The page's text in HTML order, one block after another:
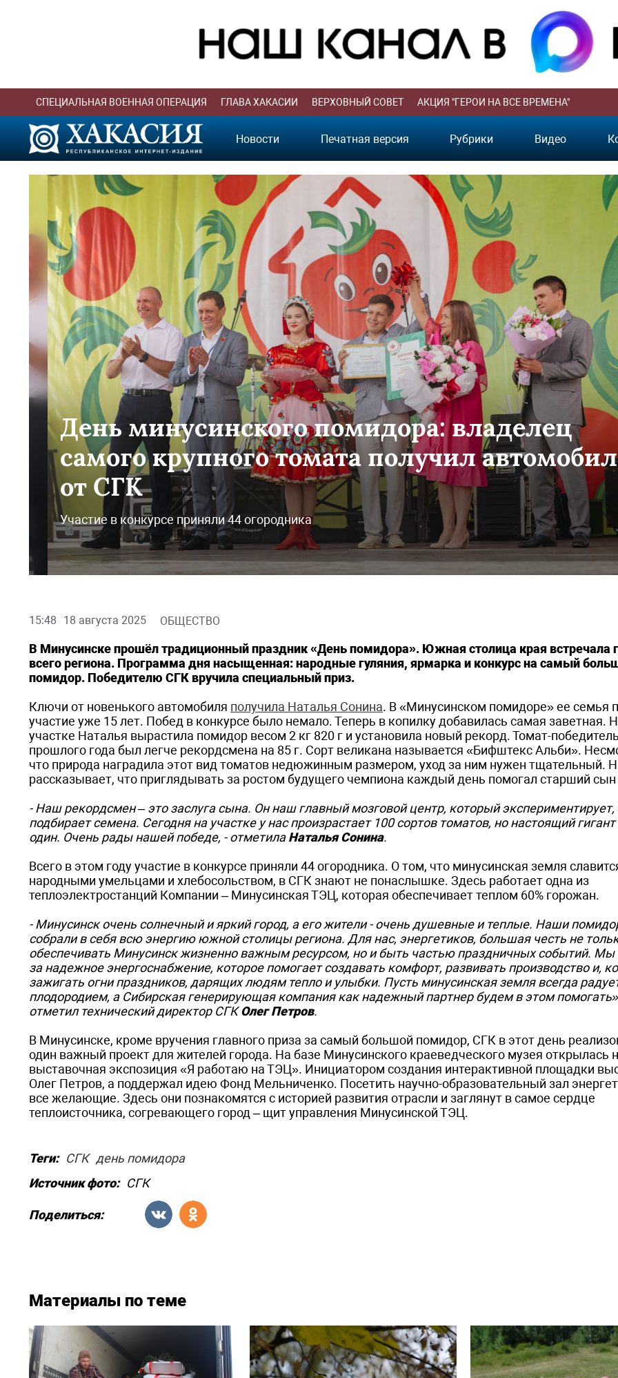
СПЕЦИАЛЬНАЯ ВОЕННАЯ ОПЕРАЦИЯ ГЛАВА ХАКАСИИ ВЕРХОВНЫЙ СОВЕТ АКЦИЯ "ГЕРОИ НА ВСЕ ВРЕМЕНА"
Новости Печатная версия Рубрики Видео
День минусинского помидора: владелец
самого крупного томата получил
от СГК
Участие в конкурсе приняли 44 огородника
15:48 18 августа 2025 ОБЩЕСТВО
В Минусинске прошёл традиционный праздник «День помидора». Южная столица края встречала
всего региона. Программа дня насыщенная: народные гуляния, ярмарка и конкурс на самый
помидор. Победителю СГК вручила специальный приз.
Ключи от новенького автомобиля получила Наталья Сонина. В «Минусинском помидоре» ее семья
участие уже 15 лет. Побед в конкурсе было немало. Теперь в копилку добавилась самая заветная.
участке Наталья вырастила помидор весом 2 кг 820 г и установила новый рекорд. Томат-
прошлого года был легче рекордсмена на 85 г. Сорт великана называется «Бифштекс Альби».
что природа наградила этот вид томатов недюжинным размером, уход за ним нужен тщательный.
рассказывает, что приглядывать за ростом будущего чемпиона каждый день помогал старший
- Наш рекордсмен – это заслуга сына. Он наш главный мозговой центр, который экспериментирует,
подбирает семена. Сегодня на участке у нас произрастает 100 сортов томатов, но настоящий
один. Очень рады нашей победе, - отметилаНаталья Сонина.
Всего в этом году участие в конкурсе приняли 44 огородника. О том, что минусинская земля
народными умельцами и хлебосольством, в СГК знают не понаслышке. Здесь работает одна из
теплоэлектростанций Компании – Минусинская ТЭЦ, которая обеспечивает теплом 60% горожан.
- Минусинск очень солнечный и яркий город, а его жители - очень душевные и теплые. Наши
собрали в себя всю энергию южной столицы региона. Для нас, энергетиков, большая честь не
обеспечивать Минусинск жизненно важным ресурсом, но и быть частью праздничных событий. Мы
за надежное энергоснабжение, которое помогает создавать комфорт, развивать производство и,
зажигать огни праздников, дарящих людям тепло и улыбки. Пусть минусинская земля всегда
плодородием, а Сибирская генерирующая компания как надежный партнер будем в этом
отметил технический директор СГКОлег Петров.
В Минусинске, кроме вручения главного приза за самый большой помидор, СГК в этот день
один важный проект для жителей города. На базе Минусинского краеведческого музея открылась
выставочная экспозиция «Я работаю на ТЭЦ». Инициатором создания интерактивной площадки
Олег Петров, а поддержал идею Фонд Мельниченко. Посетить научно-образовательный зал
все желающие. Здесь они познакомятся с историей развития отрасли и заглянут в самое сердце
теплоисточника, согревающего город – щит управления Минусинской ТЭЦ.
Теги: СГК день помидора
Источник фото: СГК
Поделиться:
Материалы по теме